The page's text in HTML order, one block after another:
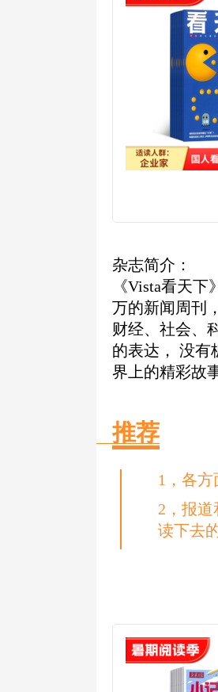
杂志简介：
《Vista看天
万的新闻周刊
财经、社会、
的表达， 没有
界上的精彩故
推荐
1，各方
2，报
读下去